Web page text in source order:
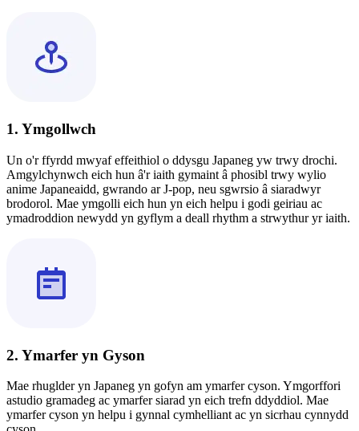
1. Ymgollwch
Un o'r ffyrdd mwyaf effeithiol o ddysgu Japaneg yw trwy drochi.
Amgylchynwch eich hun â'r iaith gymaint â phosibl trwy wylio
anime Japaneaidd, gwrando ar J-pop, neu sgwrsio â siaradwyr
brodorol. Mae ymgolli eich hun yn eich helpu i godi geiriau ac
ymadroddion newydd yn gyflym a deall rhythm a strwythur yr iaith.
2. Ymarfer yn Gyson
Mae rhuglder yn Japaneg yn gofyn am ymarfer cyson. Ymgorffori
astudio gramadeg ac ymarfer siarad yn eich trefn ddyddiol. Mae
ymarfer cyson yn helpu i gynnal cymhelliant ac yn sicrhau cynnydd